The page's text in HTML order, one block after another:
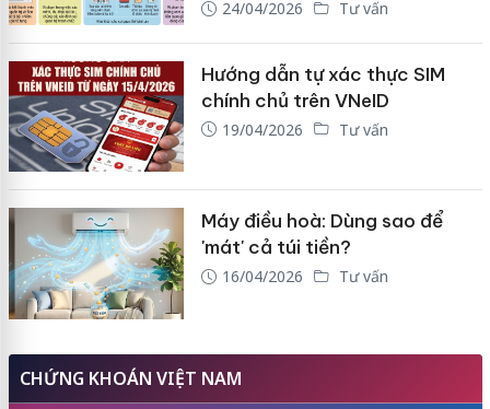
24/04/2026 Tư vấn
Hướng dẫn tự xác thực SIM
chính chủ trên VNeID
19/04/2026 Tư vấn
Máy điều hoà: Dùng sao để
'mát' cả túi tiền?
16/04/2026 Tư vấn
CHỨNG KHOÁN VIỆT NAM